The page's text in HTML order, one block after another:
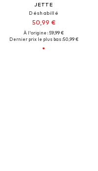
JETTE
Déshabillé
50,99 €
À l'origine : 59,99 €
Dernier prix le plus bas :50,99 €